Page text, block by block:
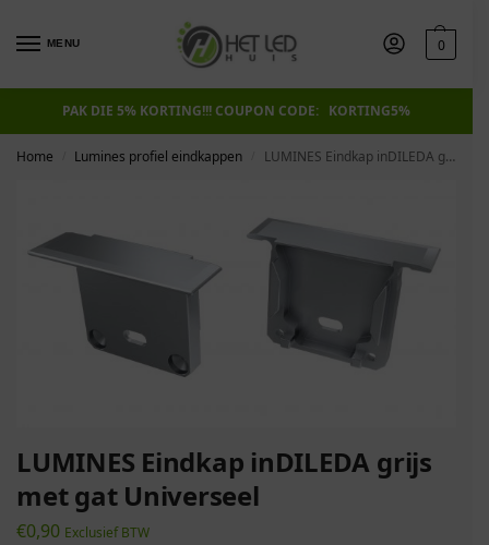
MENU 0
PAK DIE 5% KORTING!!! COUPON CODE: KORTING5%
Home Lumines profiel eindkappen LUMINES Eindkap inDILEDA grijs met gat Universeel
LUMINES Eindkap inDILEDA grijs
met gat Universeel
€0,90 Exclusief BTW